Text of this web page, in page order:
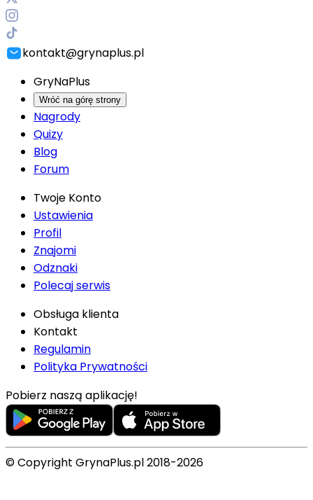
kontakt@grynaplus.pl
GryNaPlus
Wróć na górę strony
Nagrody
Quizy
Blog
Forum
Twoje Konto
Ustawienia
Profil
Znajomi
Odznaki
Polecaj serwis
Obsługa klienta
Kontakt
Regulamin
Polityka Prywatności
Pobierz naszą aplikację!
© Copyright GrynaPlus.pl 2018-2026